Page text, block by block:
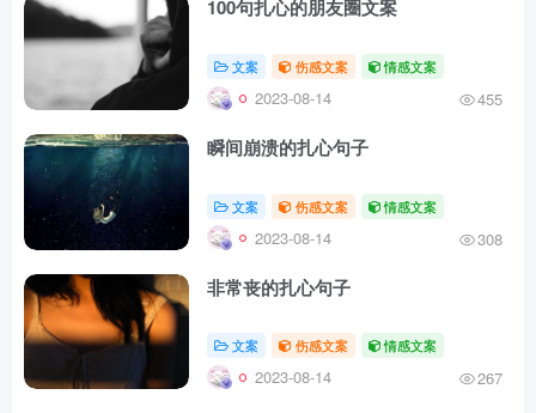
100句扎心的朋友圈文案
文案 伤感文案 情感文案
2023-08-14 455
瞬间崩溃的扎心句子
文案 伤感文案 情感文案
2023-08-14 308
非常丧的扎心句子
文案 伤感文案 情感文案
2023-08-14 267